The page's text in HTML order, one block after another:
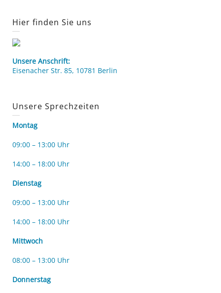
Hier finden Sie uns
Unsere Anschrift:
Eisenacher Str. 85, 10781 Berlin
Unsere Sprechzeiten
Montag
09:00 – 13:00 Uhr
14:00 – 18:00 Uhr
Dienstag
09:00 – 13:00 Uhr
14:00 – 18:00 Uhr
Mittwoch
08:00 – 13:00 Uhr
Donnerstag